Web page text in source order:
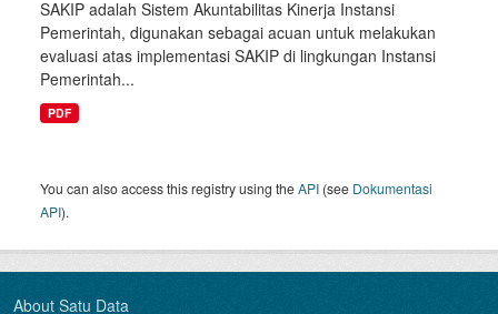
SAKIP adalah Sistem Akuntabilitas Kinerja Instansi
Pemerintah, digunakan sebagai acuan untuk melakukan
evaluasi atas implementasi SAKIP di lingkungan Instansi
Pemerintah...
PDF
You can also access this registry using theAPI (see Dokumentasi
API).
About Satu Data